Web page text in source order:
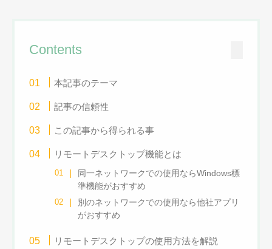
Contents
本記事のテーマ
記事の信頼性
この記事から得られる事
リモートデスクトップ機能とは
同一ネットワークでの使用ならWindows標
準機能がおすすめ
別のネットワークでの使用なら他社アプリ
がおすすめ
リモートデスクトップの使用方法を解説